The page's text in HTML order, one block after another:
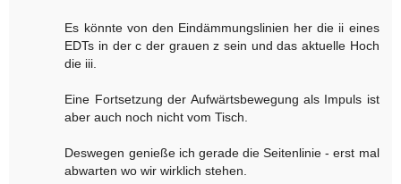
Es könnte von den Eindämmungslinien her die ii eines
EDTs in der c der grauen z sein und das aktuelle Hoch
die iii.
Eine Fortsetzung der Aufwärtsbewegung als Impuls ist
aber auch noch nicht vom Tisch.
Deswegen genieße ich gerade die Seitenlinie - erst mal
abwarten wo wir wirklich stehen.